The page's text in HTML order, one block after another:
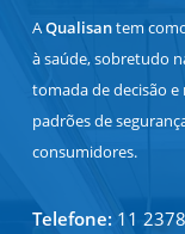
AQualisantem
à saúde, sobretudo
tomada de decisão
padrões de
consumidores.
Telefone:11